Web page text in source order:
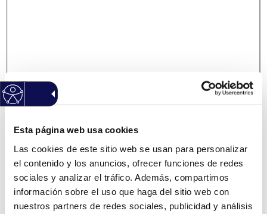
Esta página web usa cookies
Las cookies de este sitio web se usan para personalizar
el contenido y los anuncios, ofrecer funciones de redes
sociales y analizar el tráfico. Además, compartimos
información sobre el uso que haga del sitio web con
nuestros partners de redes sociales, publicidad y análisis
ACOMETIDAS, ZANJAS
Y SIMILARES
Información General
Código: INF01
Versión: 1
Ámbitos: Servicios relacionados con la ciudadanía.,
Servicios relacionados con empresas.
Área: Mantenimiento y Servicios
Idioma: Castellano